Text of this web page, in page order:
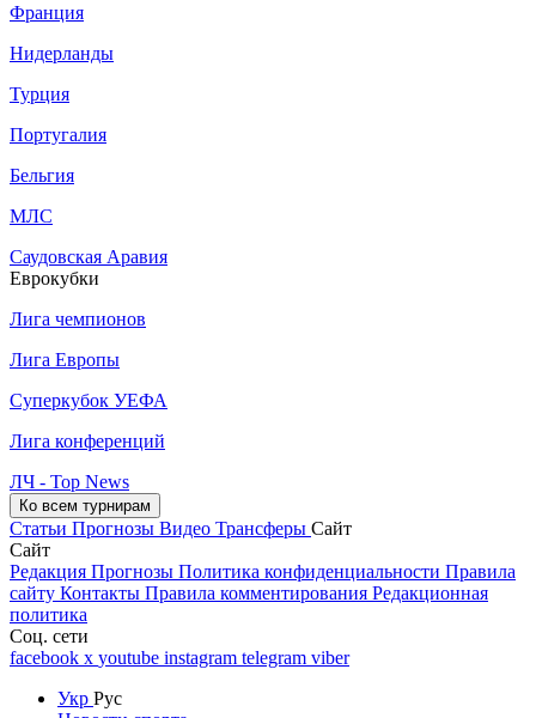
Франция
Нидерланды
Турция
Португалия
Бельгия
МЛС
Саудовская Аравия
Еврокубки
Лига чемпионов
Лига Европы
Суперкубок УЕФА
Лига конференций
ЛЧ - Top News
Ко всем турнирам
Статьи Прогнозы Видео Трансферы Сайт
Сайт
Редакция Прогнозы Политика конфиденциальности Правила
сайту Контакты Правила комментирования Редакционная
политика
Соц. сети
facebook x youtube instagram telegram viber
Укр Рус